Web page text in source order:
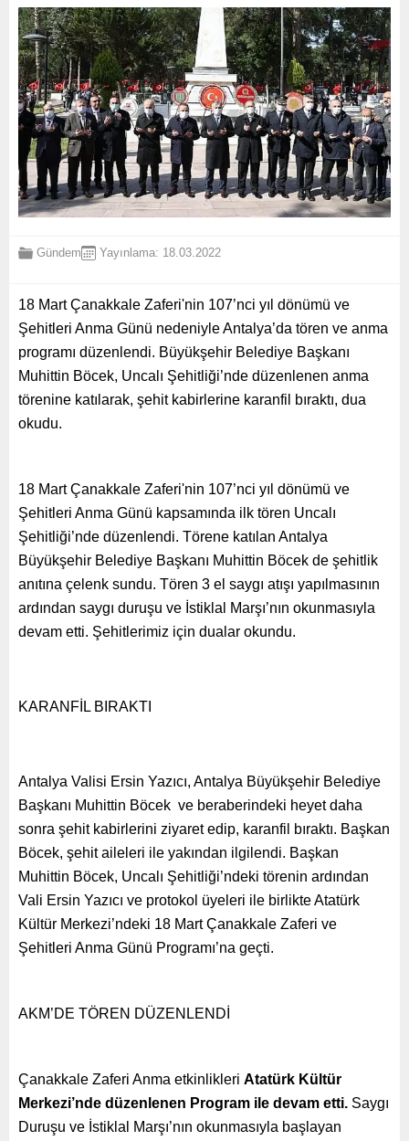
Gündem Yayınlama: 18.03.2022
18 Mart Çanakkale Zaferi'nin 107’nci yıl dönümü ve
Şehitleri Anma Günü nedeniyle Antalya’da tören ve anma
programı düzenlendi. Büyükşehir Belediye Başkanı
Muhittin Böcek, Uncalı Şehitliği’nde düzenlenen anma
törenine katılarak, şehit kabirlerine karanfil bıraktı, dua
okudu.
18 Mart Çanakkale Zaferi'nin 107’nci yıl dönümü ve
Şehitleri Anma Günü kapsamında ilk tören Uncalı
Şehitliği’nde düzenlendi. Törene katılan Antalya
Büyükşehir Belediye Başkanı Muhittin Böcek de şehitlik
anıtına çelenk sundu. Tören 3 el saygı atışı yapılmasının
ardından saygı duruşu ve İstiklal Marşı’nın okunmasıyla
devam etti. Şehitlerimiz için dualar okundu.
KARANFİL BIRAKTI
Antalya Valisi Ersin Yazıcı, Antalya Büyükşehir Belediye
Başkanı Muhittin Böcek ve beraberindeki heyet daha
sonra şehit kabirlerini ziyaret edip, karanfil bıraktı. Başkan
Böcek, şehit aileleri ile yakından ilgilendi. Başkan
Muhittin Böcek, Uncalı Şehitliği’ndeki törenin ardından
Vali Ersin Yazıcı ve protokol üyeleri ile birlikte Atatürk
Kültür Merkezi’ndeki 18 Mart Çanakkale Zaferi ve
Şehitleri Anma Günü Programı’na geçti.
AKM’DE TÖREN DÜZENLENDİ
Çanakkale Zaferi Anma etkinlikleri Atatürk Kültür
Merkezi’nde düzenlenen Program ile devam etti. Saygı
Duruşu ve İstiklal Marşı’nın okunmasıyla başlayan